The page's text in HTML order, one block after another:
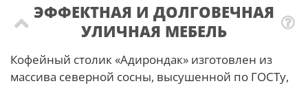
ЭФФЕКТНАЯ И ДОЛГОВЕЧНАЯ
УЛИЧНАЯ МЕБЕЛЬ
Кофейный столик «Адирондак» изготовлен из
массива северной сосны, высушенной по ГОСТу,